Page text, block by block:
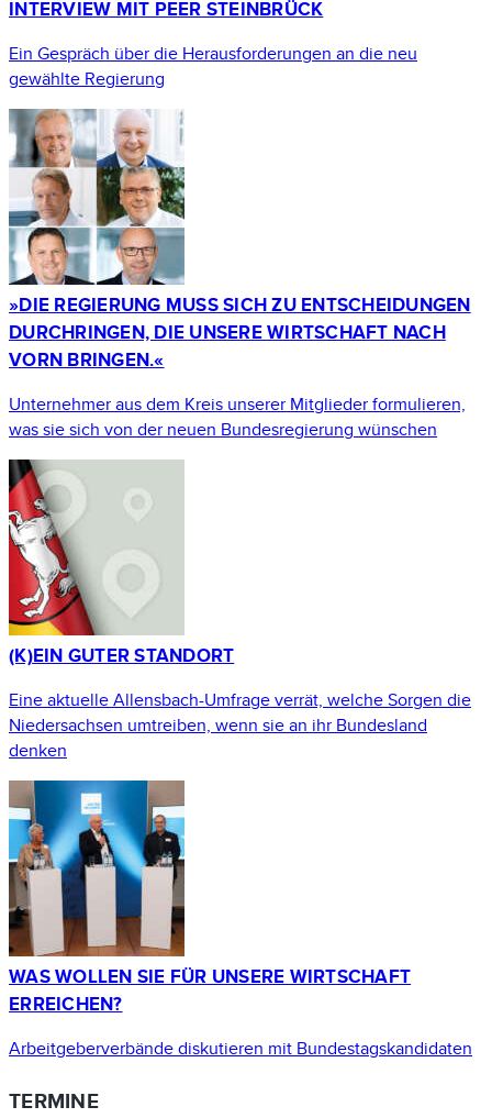
INTERVIEW MIT PEER STEINBRÜCK
Ein Gespräch über die Herausforderungen an die neu
gewählte Regierung
»DIE REGIERUNG MUSS SICH ZU ENTSCHEIDUNGEN
DURCHRINGEN, DIE UNSERE WIRTSCHAFT NACH
VORN BRINGEN.«
Unternehmer aus dem Kreis unserer Mitglieder formulieren,
was sie sich von der neuen Bundesregierung wünschen
(K)EIN GUTER STANDORT
Eine aktuelle Allensbach-Umfrage verrät, welche Sorgen die
Niedersachsen umtreiben, wenn sie an ihr Bundesland
denken
WAS WOLLEN SIE FÜR UNSERE WIRTSCHAFT
ERREICHEN?
Arbeitgeberverbände diskutieren mit Bundestagskandidaten
TERMINE